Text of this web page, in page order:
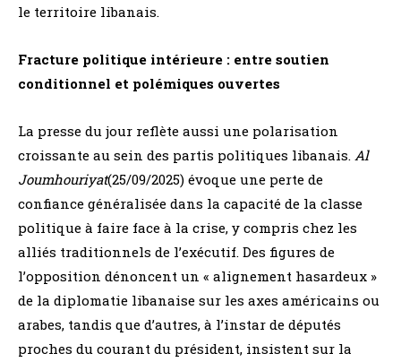
le territoire libanais.
Fracture politique intérieure : entre soutien
conditionnel et polémiques ouvertes
La presse du jour reflète aussi une polarisation
croissante au sein des partis politiques libanais. Al
Joumhouriyat(25/09/2025) évoque une perte de
confiance généralisée dans la capacité de la classe
politique à faire face à la crise, y compris chez les
alliés traditionnels de l’exécutif. Des figures de
l’opposition dénoncent un « alignement hasardeux »
de la diplomatie libanaise sur les axes américains ou
arabes, tandis que d’autres, à l’instar de députés
proches du courant du président, insistent sur la